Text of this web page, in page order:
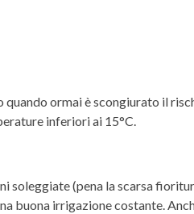
quando ormai è scongiurato il
inferiori ai 15°C.
soleggiate (pena la scarsa
buona irrigazione costante.